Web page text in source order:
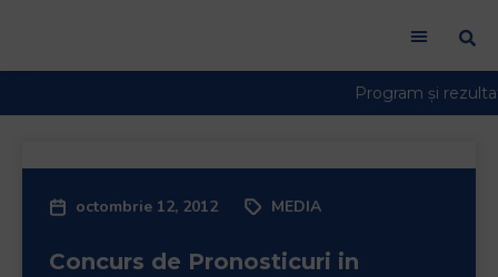
octombrie 12, 2012 MEDIA
Concurs de Pronosticuri in